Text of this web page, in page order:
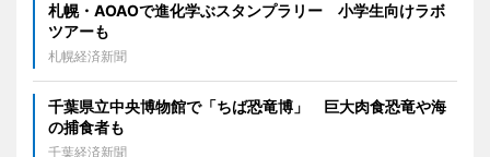
札幌・AOAOで進化学ぶスタンプラリー 小学生向けラボ
ツアーも
札幌経済新聞
千葉県立中央博物館で「ちば恐竜博」 巨大肉食恐竜や海
の捕食者も
千葉経済新聞